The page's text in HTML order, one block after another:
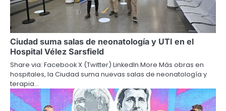
Ciudad suma salas de neonatología y UTI en el
Hospital Vélez Sarsfield
Share via: Facebook X (Twitter) LinkedIn More Más obras en
hospitales, la Ciudad suma nuevas salas de neonatología y
terapia…